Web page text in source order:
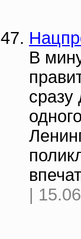
В
сразу
|